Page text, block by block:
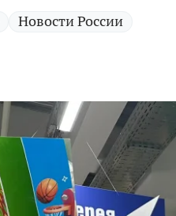
Новости России